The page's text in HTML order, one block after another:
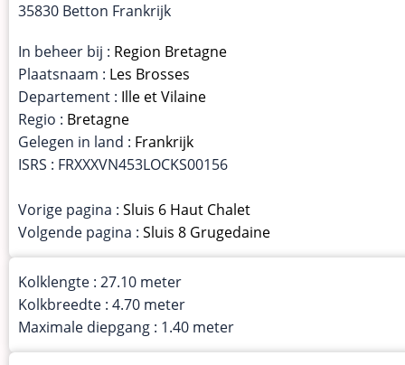
35830 Betton Frankrijk
In beheer bij : Region Bretagne
Plaatsnaam : Les Brosses
Departement : Ille et Vilaine
Regio : Bretagne
Gelegen in land : Frankrijk
ISRS : FRXXXVN453LOCKS00156
Vorige pagina : Sluis 6 Haut Chalet
Volgende pagina : Sluis 8 Grugedaine
Kolklengte : 27.10 meter
Kolkbreedte : 4.70 meter
Maximale diepgang : 1.40 meter